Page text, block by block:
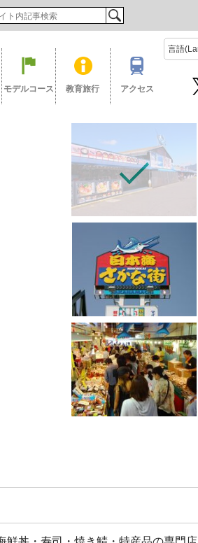
モデルコース 教育旅行 アクセス